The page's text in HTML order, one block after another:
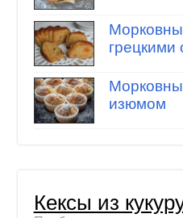
грецкими
изюмом
Кексы из